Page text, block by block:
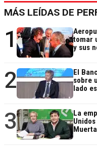
MÁS LEÍDAS DE
1
tomar
y sus
2
El
sobre
lado
3
La
Muerta